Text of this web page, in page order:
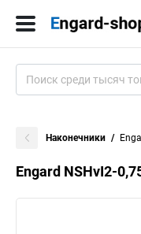
Наконечники
Engard NSHvI2-